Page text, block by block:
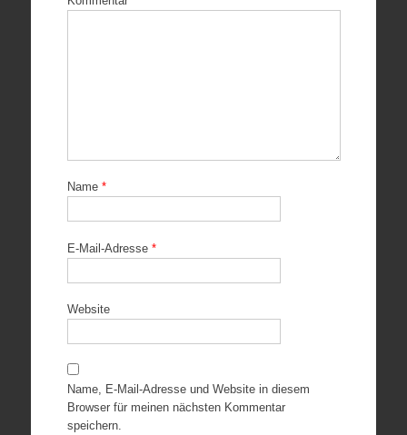
Name *
E-Mail-Adresse *
Website
Name, E-Mail-Adresse und Website in diesem
Browser für meinen nächsten Kommentar
speichern.